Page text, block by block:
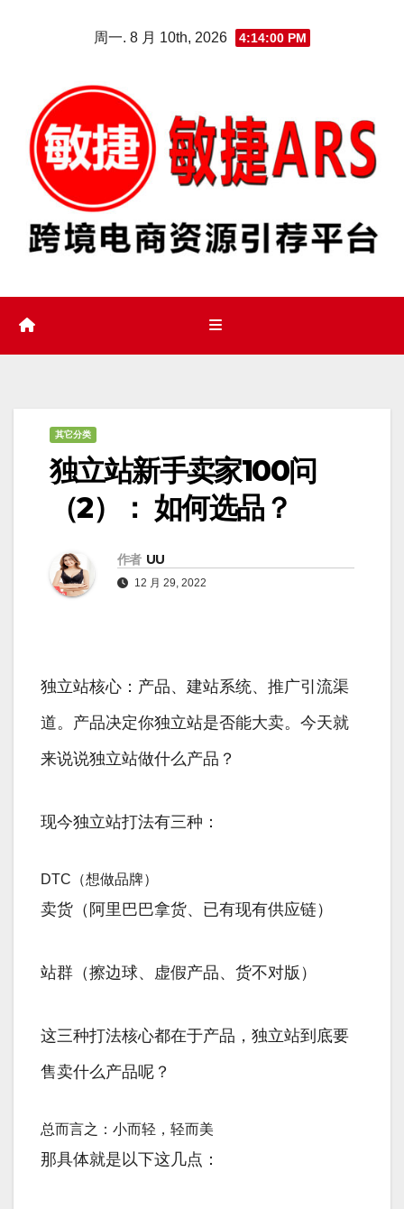
周一. 8 月 10th, 2026 4:14:01 PM
其它分类
独立站新手卖家100问
（2）： 如何选品？
作者 UU
12 月 29, 2022
独立站核心：产品、建站系统、推广引流渠
道。产品决定你独立站是否能大卖。今天就
来说说独立站做什么产品？
现今独立站打法有三种：
DTC（想做品牌）
卖货（阿里巴巴拿货、已有现有供应链）
站群（擦边球、虚假产品、货不对版）
这三种打法核心都在于产品，独立站到底要
售卖什么产品呢？
总而言之：小而轻，轻而美
那具体就是以下这几点：